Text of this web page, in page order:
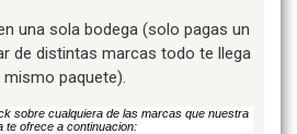
una sola bodega (solo pagas un
de distintas marcas todo te llega
mismo paquete).
sobre cualquiera de las marcas que nuestra
te ofrece a continuacion: